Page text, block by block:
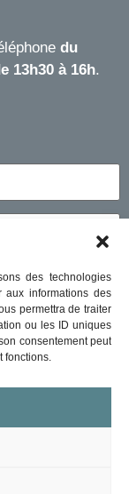
des technologies
aux informations des
permettra de traiter
ou les ID uniques
consentement peut
fonctions.
du
13h30 à 16h.